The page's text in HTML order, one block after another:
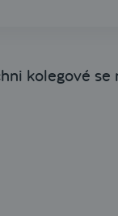
kolegové se